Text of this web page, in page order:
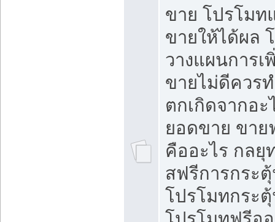
ขาย โปรโมท
ขายให้ได้ผล
วางแผนการ
ขายไม่ดีควร
ตกเกิดจากอะ
ยอดขาย ขาย
คืออะไร กลยุ
สฟรีการกระ
โปรโมทกระ